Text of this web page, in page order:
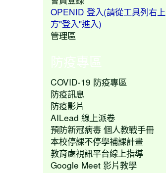
OPENID 登入(請從工具列右上
方"登入"進入)
管理區
防疫專區
COVID-19 防疫專區
防疫訊息
防疫影片
AILead 線上派卷
預防新冠病毒 個人教戰手冊
本校停課不停學補課計畫
教育處視訊平台線上指導
Google Meet 影片教學